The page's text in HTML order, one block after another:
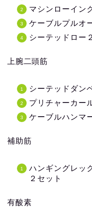
マシンローイン
ケーブルプルオ
シーテッドロー
上腕二頭筋
シーテッドダン
プリチャーカー
ケーブルハンマ
補助筋
ハンギングレッ
２セット
有酸素